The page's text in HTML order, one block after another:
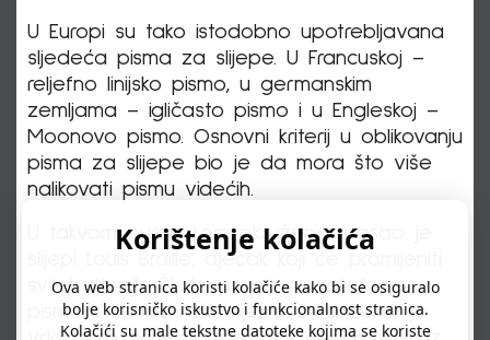
U Europi su tako istodobno upotrebljavana
sljedeća pisma za slijepe. U Francuskoj –
reljefno linijsko pismo, u germanskim
zemljama – igličasto pismo i u Engleskoj –
Moonovo pismo. Osnovni kriterij u oblikovanju
pisma za slijepe bio je da mora što više
nalikovati pismu videćih.
U takvom europskom okruženju stasao je
slijepi Louis Braille, dječak koji će promijeniti
svijet slijepih. Školovao se na reljefnom
pismu u Zavodu za slijepe u Parizu te je
Korištenje kolačića
Ova web stranica koristi kolačiće kako bi se osiguralo
bolje korisničko iskustvo i funkcionalnost stranica.
Kolačići su male tekstne datoteke kojima se koriste